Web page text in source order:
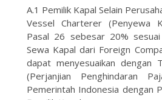
A.1 Pemilik Kapal Selain
Vessel Charterer (Penyewa
Pasal 26 sebesar 20%
Sewa Kapal dari Foreign
dapat menyesuaikan dengan
(Perjanjian Penghindaran
Pemerintah Indonesia dengan